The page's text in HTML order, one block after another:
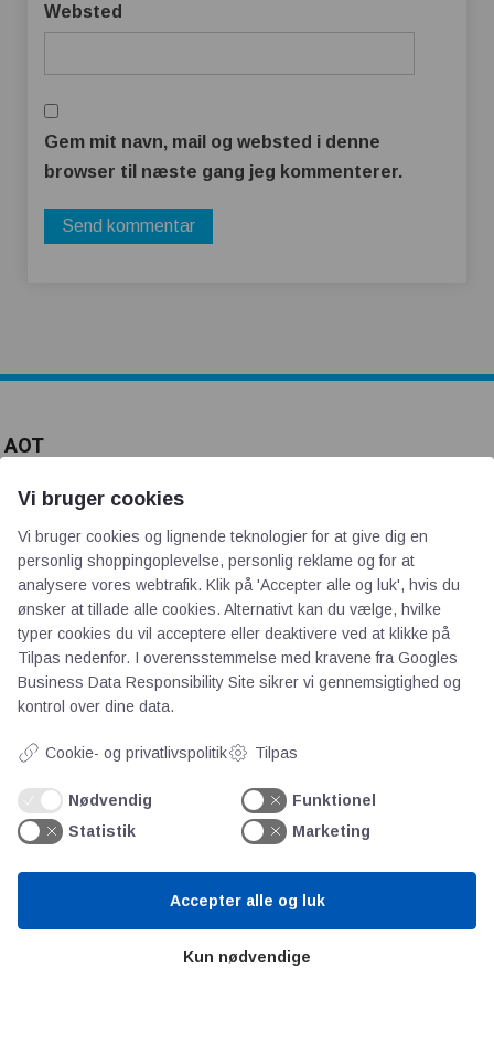
Websted
Gem mit navn, mail og websted i denne
browser til næste gang jeg kommenterer.
AOT
Om os
Priser
Kontakt
Persondata
Videncentre
Bitva
Videncentre
Litteratur
Forkortelser
Ståbi
Vi bruger cookies
Vi bruger cookies og lignende teknologier for at give dig en
personlig shoppingoplevelse, personlig reklame og for at
analysere vores webtrafik. Klik på 'Accepter alle og luk', hvis du
ønsker at tillade alle cookies. Alternativt kan du vælge, hvilke
typer cookies du vil acceptere eller deaktivere ved at klikke på
Tilpas nedenfor. I overensstemmelse med kravene fra Googles
Business Data Responsibility Site sikrer vi gennemsigtighed og
kontrol over dine data.
Cookie- og privatlivspolitik Tilpas
Nødvendig
Funktionel
Statistik
Marketing
Kun nødvendige
Accepter alle og luk